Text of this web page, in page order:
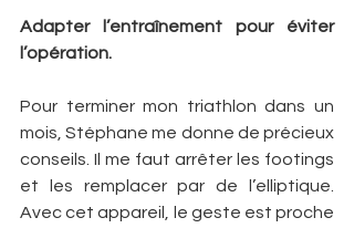
Adapter l’entraînement pour éviter
l’opération.
Pour terminer mon triathlon dans un
mois, Stéphane me donne de précieux
conseils. Il me faut arrêter les footings
et les remplacer par de l’elliptique.
Avec cet appareil, le geste est proche